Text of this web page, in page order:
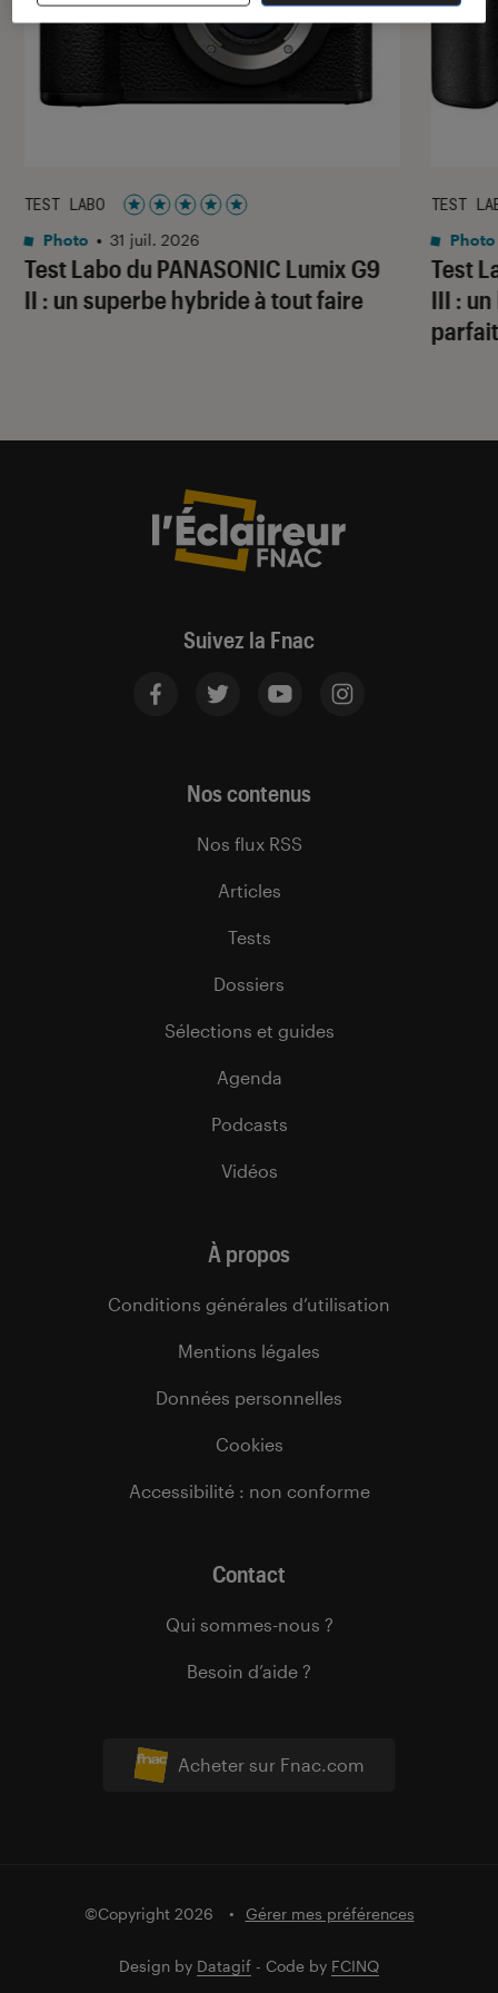
Test Labo du PANASONIC Lumix G9
II : un superbe hybride à tout faire
TEST LABO
Noté 5 étoiles sur 5
Photo • 31 juil. 2026
Test
III :
TEST
Photo
Suivez la Fnac
Acheter sur Fnac.com
Nos contenus
Nos flux RSS
Articles
Tests
Dossiers
Sélections et guides
Agenda
Podcasts
Vidéos
À propos
Conditions générales d’utilisation
Mentions légales
Données personnelles
Cookies
Accessibilité : non conforme
Contact
Qui sommes-nous ?
Besoin d’aide ?
©Copyright 2026 Gérer mes préférences
Design by Datagif - Code by FCINQ